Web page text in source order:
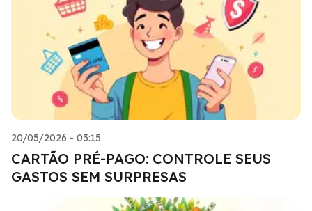
20/05/2026 - 03:15
CARTÃO PRÉ-PAGO: CONTROLE SEUS
GASTOS SEM SURPRESAS